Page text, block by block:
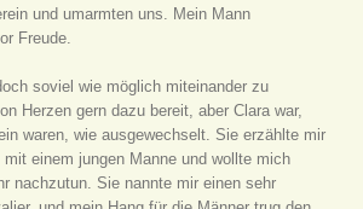
und umarmten uns. Mein Mann
Freude.
soviel wie möglich miteinander zu
Herzen gern dazu bereit, aber Clara war,
waren, wie ausgewechselt. Sie erzählte mir
einem jungen Manne und wollte mich
nachzutun. Sie nannte mir einen sehr